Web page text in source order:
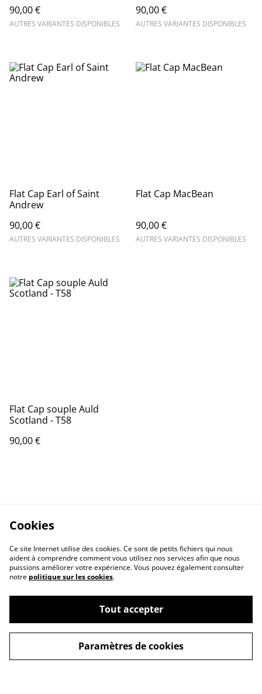
90,00 €
AUTRES VARIANTES DISPONIBLES
90,00 €
AUTRES VARIANTES DISPONIBLES
Flat Cap Earl of Saint
Andrew
90,00 €
AUTRES VARIANTES DISPONIBLES
Flat Cap MacBean
90,00 €
AUTRES VARIANTES DISPONIBLES
Flat Cap souple Auld
Scotland - T58
90,00 €
de Ventes
Mentions Légales
Cookies
Ce site Internet utilise des cookies. Ce sont de petits fichiers qui nous
aident à comprendre comment vous utilisez nos services afin que nous
puissions améliorer votre expérience. Vous pouvez également consulter
notre politique sur les cookies.
Tout accepter
Paramètres de cookies